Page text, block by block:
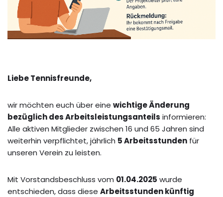
Liebe Tennisfreunde,
wir möchten euch über eine wichtige Änderung
bezüglich des Arbeitsleistungsanteils informieren:
Alle aktiven Mitglieder zwischen 16 und 65 Jahren sind
weiterhin verpflichtet, jährlich 5 Arbeitsstunden für
unseren Verein zu leisten.
Mit Vorstandsbeschluss vom 01.04.2025 wurde
entschieden, dass diese Arbeitsstunden künftig